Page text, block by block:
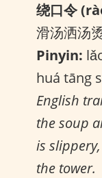
绕口令
滑汤洒汤
Pinyin:
huá tāng
English
the soup
is
the tower.